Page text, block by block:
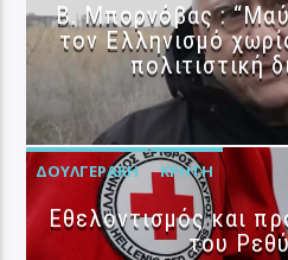
B. Μπορνόβας :
τον Ελληνισμό
πολιτιστική
ΔΟΥΛΓΕΡΆΚΗ ΚΡΉΤΗ
Εθελοντισμός και
του